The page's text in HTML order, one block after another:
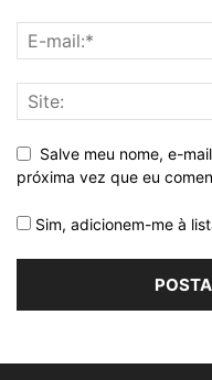
Salve meu nome, e-
próxima vez que eu
Sim, adicionem-me à